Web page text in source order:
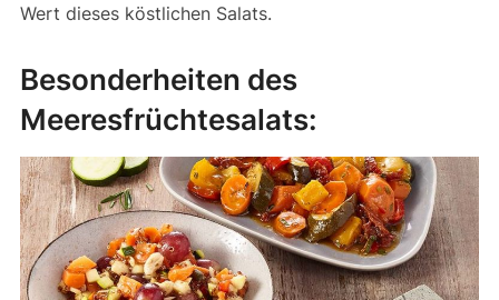
Wert dieses köstlichen Salats.
Besonderheiten des
Meeresfrüchtesalats: